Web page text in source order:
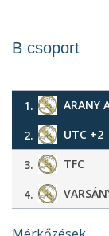
B csoport
1. ARANY
2.
UTC +2
3.
TFC
4.